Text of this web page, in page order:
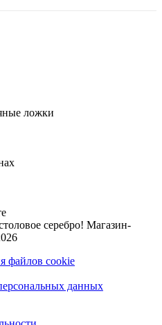
ложки
серебро! Магазин-
файлов cookie
данных